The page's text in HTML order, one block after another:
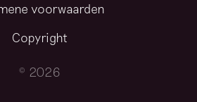
voorwaarden
Copyright
© 2026